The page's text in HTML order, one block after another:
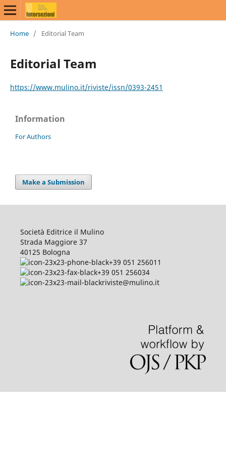
Home / Editorial Team
Editorial Team
https://www.mulino.it/riviste/issn/0393-2451
Information
For Authors
Make a Submission
Società Editrice il Mulino
Strada Maggiore 37
40125 Bologna
+39 051 256011
+39 051 256034
riviste@mulino.it